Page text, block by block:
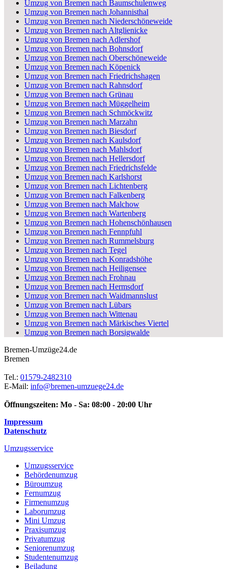
Umzug von Bremen nach Baumschulenweg
Umzug von Bremen nach Johannisthal
Umzug von Bremen nach Niederschöneweide
Umzug von Bremen nach Altglienicke
Umzug von Bremen nach Adlershof
Umzug von Bremen nach Bohnsdorf
Umzug von Bremen nach Oberschöneweide
Umzug von Bremen nach Köpenick
Umzug von Bremen nach Friedrichshagen
Umzug von Bremen nach Rahnsdorf
Umzug von Bremen nach Grünau
Umzug von Bremen nach Müggelheim
Umzug von Bremen nach Schmöckwitz
Umzug von Bremen nach Marzahn
Umzug von Bremen nach Biesdorf
Umzug von Bremen nach Kaulsdorf
Umzug von Bremen nach Mahlsdorf
Umzug von Bremen nach Hellersdorf
Umzug von Bremen nach Friedrichsfelde
Umzug von Bremen nach Karlshorst
Umzug von Bremen nach Lichtenberg
Umzug von Bremen nach Falkenberg
Umzug von Bremen nach Malchow
Umzug von Bremen nach Wartenberg
Umzug von Bremen nach Hohenschönhausen
Umzug von Bremen nach Fennpfuhl
Umzug von Bremen nach Rummelsburg
Umzug von Bremen nach Tegel
Umzug von Bremen nach Konradshöhe
Umzug von Bremen nach Heiligensee
Umzug von Bremen nach Frohnau
Umzug von Bremen nach Hermsdorf
Umzug von Bremen nach Waidmannslust
Umzug von Bremen nach Lübars
Umzug von Bremen nach Wittenau
Umzug von Bremen nach Märkisches Viertel
Umzug von Bremen nach Borsigwalde
Bremen-Umzüge24.de
Bremen
Tel.: 01579-2482310
E-Mail: info@bremen-umzuege24.de
Öffnungszeiten: Mo - Sa: 08:00 - 20:00 Uhr
Impressum
Datenschutz
Umzugsservice
Umzugsservice
Behördenumzug
Büroumzug
Fernumzug
Firmenumzug
Laborumzug
Mini Umzug
Praxisumzug
Privatumzug
Seniorenumzug
Studentenumzug
Beiladung